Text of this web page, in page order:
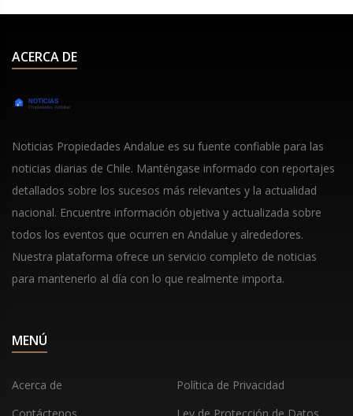
ACERCA DE
Noticias Propiedades Andalue es su fuente confiable para las
noticias diarias de Chile. Manténgase informado con reportajes
detallados sobre los sucesos más relevantes y la actualidad
nacional. Encuentre información objetiva y actualizada sobre
todos los eventos que ocurren en Andalue y alrededores.
Nuestra plataforma ofrece un servicio completo de noticias
para mantenerlo al día con lo que realmente importa.
MENÚ
Acerca de
Política de Privacidad
Contáctenos
Ley de Protección de Datos